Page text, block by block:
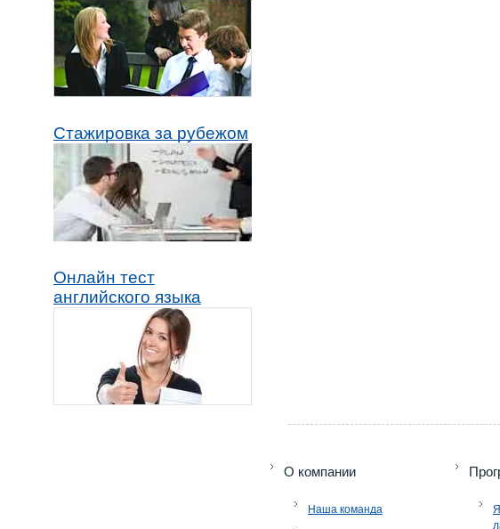
Стажировка за рубежом
Онлайн тест
английского языка
O компании
Наша команда